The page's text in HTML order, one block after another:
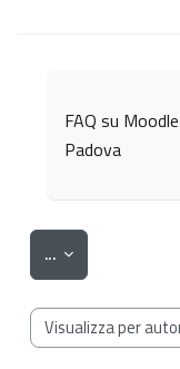
FAQ su
Padova
... Esporta voci
Sfoglia il glossario